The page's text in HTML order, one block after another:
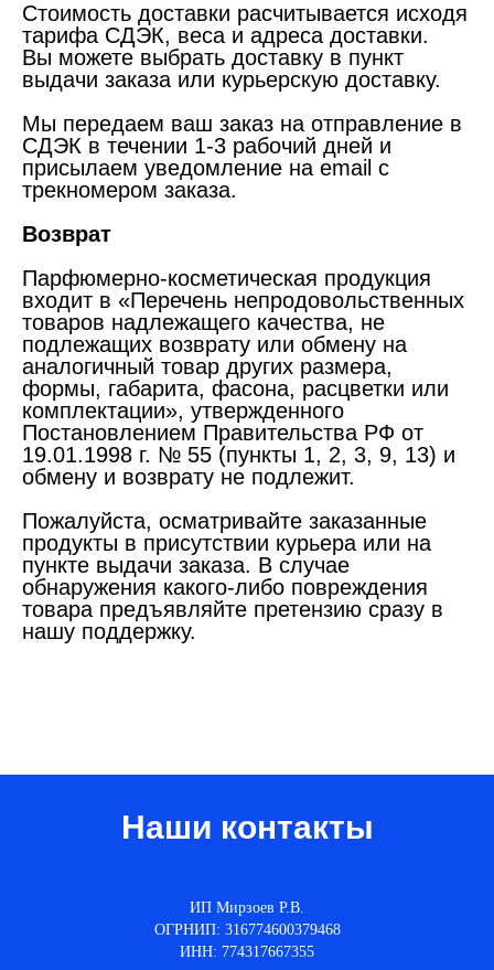
Стоимость доставки расчитывается исходя
тарифа СДЭК, веса и адреса доставки.
Вы можете выбрать доставку в пункт
выдачи заказа или курьерскую доставку.
Мы передаем ваш заказ на отправление в
СДЭК в течении 1-3 рабочий дней и
присылаем уведомление на email с
трекномером заказа.
Возврат
Парфюмерно-косметическая продукция
входит в «Перечень непродовольственных
товаров надлежащего качества, не
подлежащих возврату или обмену на
аналогичный товар других размера,
формы, габарита, фасона, расцветки или
комплектации», утвержденного
Постановлением Правительства РФ от
19.01.1998 г. № 55 (пункты 1, 2, 3, 9, 13) и
обмену и возврату не подлежит.
Пожалуйста, осматривайте заказанные
продукты в присутствии курьера или на
пункте выдачи заказа. В случае
обнаружения какого-либо повреждения
товара предъявляйте претензию сразу в
нашу поддержку.
Наши контакты
ИП Мирзоев Р.В.
ОГРНИП: 316774600379468
ИНН: 774317667355